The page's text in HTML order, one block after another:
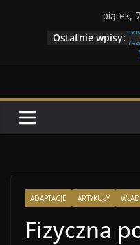
piątek,
Ostatnie wpisy:
ADAPTACJE ARTYKUŁY
Fizyczna